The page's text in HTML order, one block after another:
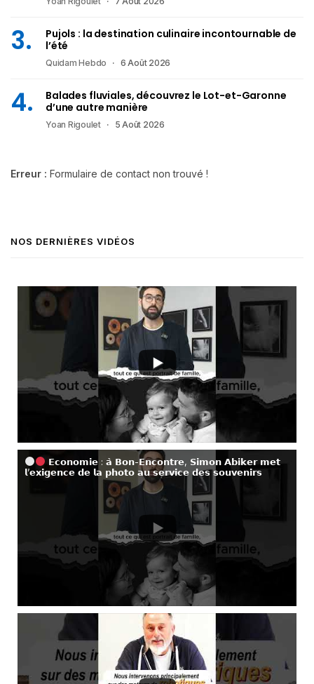
Pujols : la destination culinaire incontournable de
l’été
Quidam Hebdo 6 Août 2026
Balades fluviales, découvrez le Lot-et-Garonne
d’une autre manière
Yoan Rigoulet 5 Août 2026
Erreur : Formulaire de contact non trouvé !
NOS DERNIÈRES VIDÉOS
𝗘𝗰𝗼𝗻𝗼𝗺𝗶𝗲 : 𝗮̀ 𝗕𝗼𝗻-𝗘𝗻𝗰𝗼𝗻𝘁𝗿𝗲, 𝗦𝗶𝗺𝗼𝗻 𝗔𝗯𝗶𝗸𝗲𝗿 𝗺𝗲𝘁
𝗹’𝗲𝘅𝗶𝗴𝗲𝗻𝗰𝗲 𝗱𝗲 𝗹𝗮 𝗽𝗵𝗼𝘁𝗼 𝗮𝘂 𝘀𝗲𝗿𝘃𝗶𝗰𝗲 𝗱𝗲𝘀 𝘀𝗼𝘂𝘃𝗲𝗻𝗶𝗿𝘀